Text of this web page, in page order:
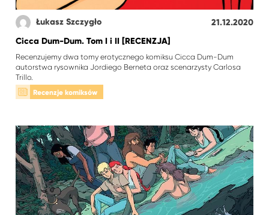
Łukasz Szczygło
21.12.2020
Cicca Dum-Dum. Tom I i II [RECENZJA]
Recenzujemy dwa tomy erotycznego komiksu Cicca Dum-Dum
autorstwa rysownika Jordiego Berneta oraz scenarzysty Carlosa
Trillo.
Recenzje komiksów